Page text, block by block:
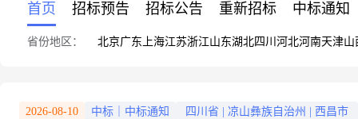
首页 招标预告 招标公告 重新招标 中标通知
省份地区： 北京广东 上海江苏浙江山东湖北四川 河北河南天津山
2026-08-10 中标｜中标通知 四川省 凉山彝族自治州 西昌市